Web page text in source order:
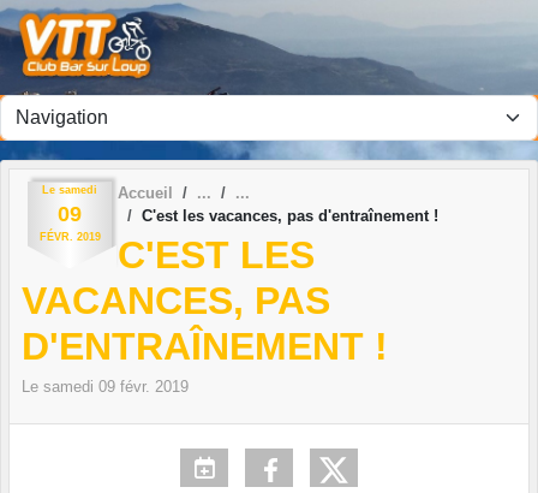
Le samedi
09
FÉVR. 2019
Accueil
C'est les vacances, pas d'entraînement !
C'EST LES
VACANCES, PAS
D'ENTRAÎNEMENT !
Le samedi 09 févr. 2019
Panneau de gestion des cookies